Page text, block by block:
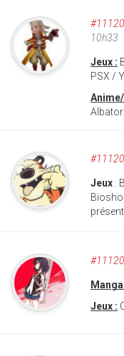
10h33
Jeux :
PSX /
Albator
Jeux :
Jeux :